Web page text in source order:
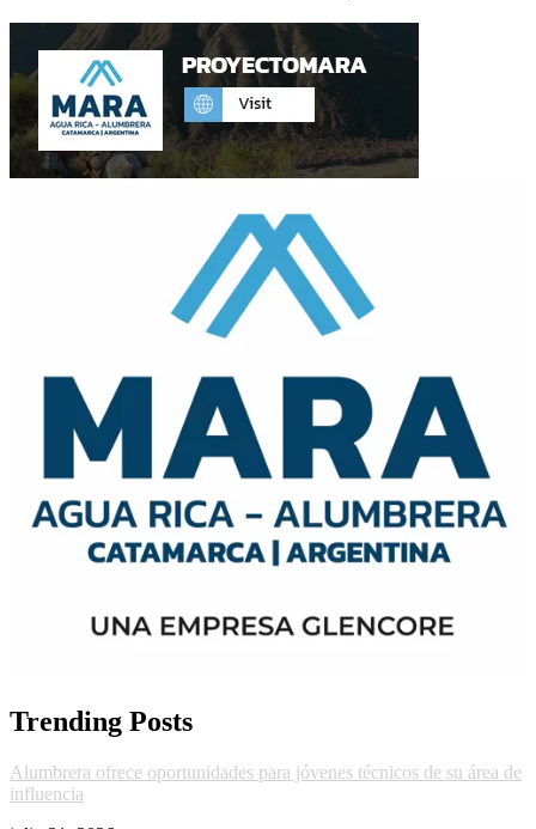
Trending Posts
Alumbrera ofrece oportunidades para jóvenes técnicos de su área de
influencia